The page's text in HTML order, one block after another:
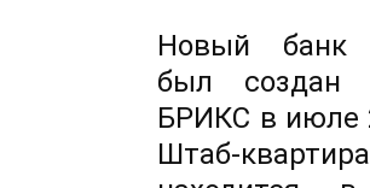
Новый банк
был создан
БРИКС в июле
Штаб-